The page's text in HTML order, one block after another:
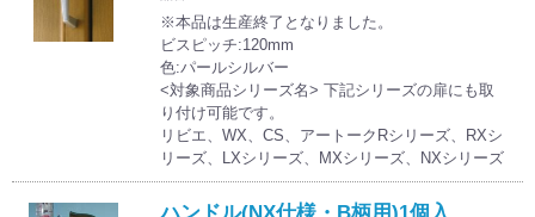
※本品は生産終了となりました。
ビスピッチ:120mm
色:パールシルバー
<対象商品シリーズ名> 下記シリーズの扉にも取
り付け可能です。
リビエ、WX、CS、アートークRシリーズ、RXシ
リーズ、LXシリーズ、MXシリーズ、NXシリーズ